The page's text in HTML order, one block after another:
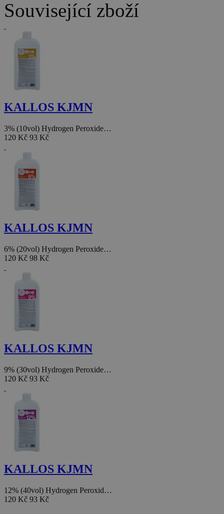
Související zboží
KALLOS KJMN
3% (10vol) Hydrogen Peroxide…
120 Kč 93 Kč
KALLOS KJMN
6% (20vol) Hydrogen Peroxide…
120 Kč 98 Kč
KALLOS KJMN
9% (30vol) Hydrogen Peroxide…
120 Kč 93 Kč
KALLOS KJMN
12% (40vol) Hydrogen Peroxid…
120 Kč 93 Kč